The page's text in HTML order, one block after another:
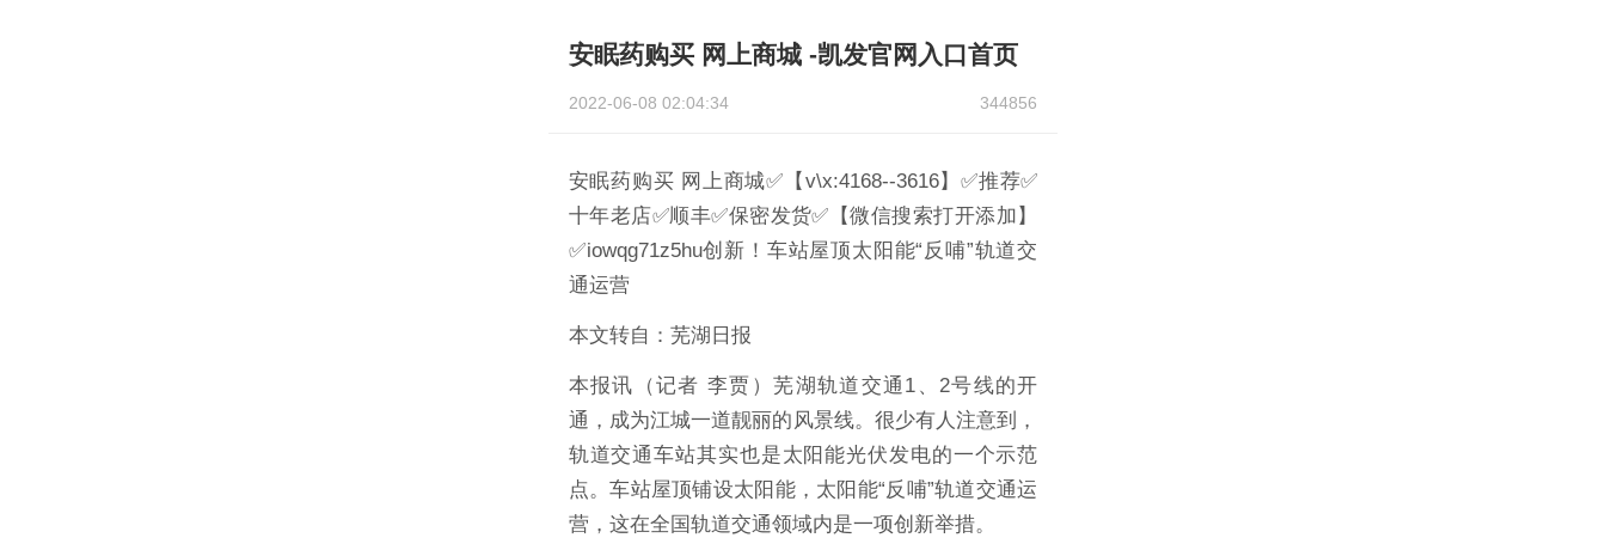
安眠药购买 网上商城 -凯发官网入口首页
2022-06-08 02:04:34 344856
安眠药购买 网上商城✅【v\x:4168--3616】✅推荐✅
十年老店✅顺丰✅保密发货✅【微信搜索打开添加】
✅iowqg71z5hu创新！车站屋顶太阳能“反哺”轨道交
通运营
本文转自：芜湖日报
本报讯（记者 李贾）芜湖轨道交通1、2号线的开
通，成为江城一道靓丽的风景线。很少有人注意到，
轨道交通车站其实也是太阳能光伏发电的一个示范
点。车站屋顶铺设太阳能，太阳能“反哺”轨道交通运
营，这在全国轨道交通领域内是一项创新举措。